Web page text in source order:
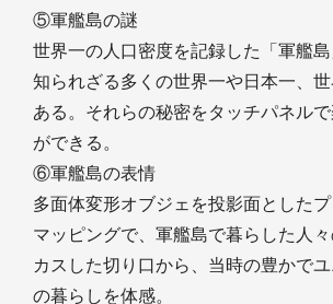
⑤軍艦島の謎
世界一の人口密度を記録した「軍艦
知られざる多くの世界一や日本一、
ある。それらの秘密をタッチパネル
ができる。
⑥軍艦島の表情
多面体変形オブジェを投影面とした
マッピングで、軍艦島で暮らした人
カスした切り口から、当時の豊かで
の暮らしを体感。